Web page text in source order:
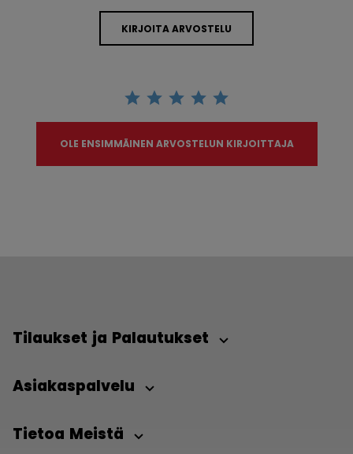
KIRJOITA ARVOSTELU
OLE ENSIMMÄINEN ARVOSTELUN KIRJOITTAJA
Tilaukset ja Palautukset
Asiakaspalvelu
Tietoa Meistä